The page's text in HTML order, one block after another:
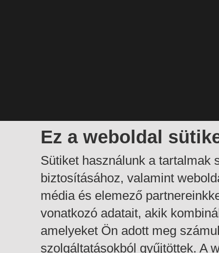
Ez a weboldal
Sütiket használunk a tartalmak
biztosításához, valamint
média és elemező
vonatkozó adatait, akik
amelyeket Ön adott meg
szolgáltatásokból gyűjtöttek. A